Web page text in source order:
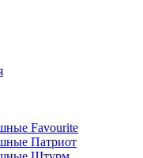
Favourite
Патриот